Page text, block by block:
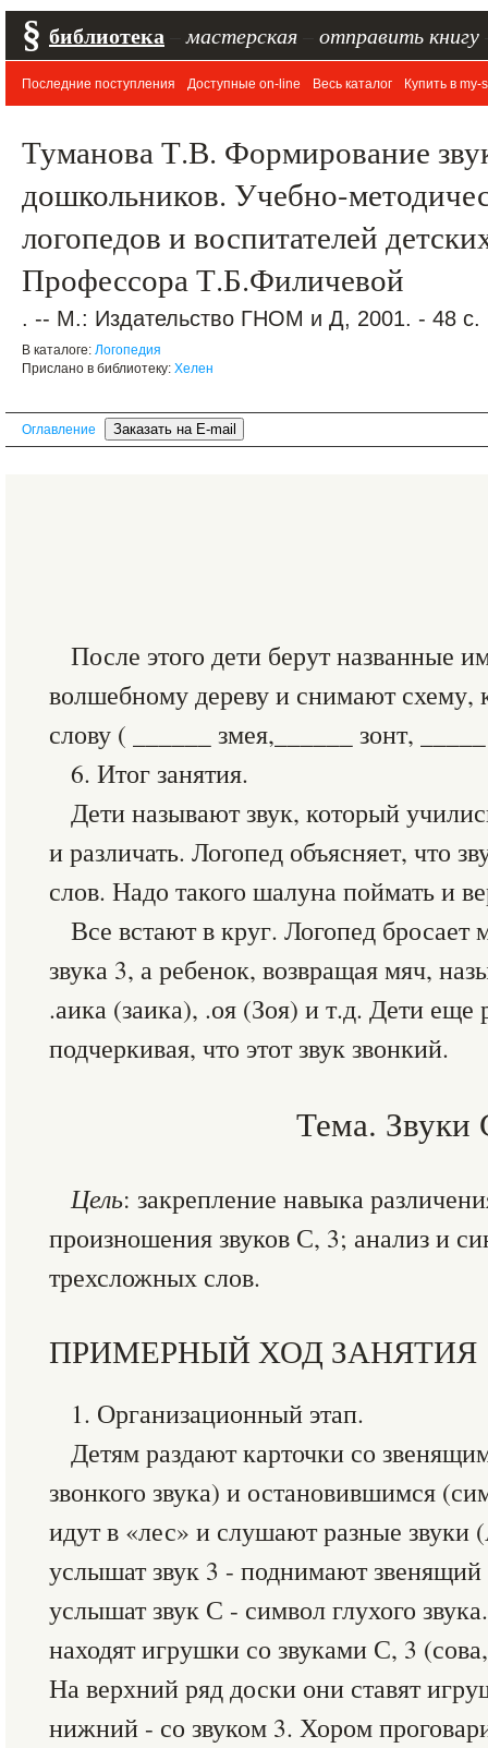
§ библиотека мастерская отправить книгу
Последние поступления Доступные on-line Весь каталог Купить в my-
Туманова Т.В. Формирование
дошкольников. Учебно-
логопедов и воспитателей
Профессора Т.Б.Филичевой
. -- М.: Издательство ГНОМ и Д, 2001. - 48 с.
В каталоге: Логопедия
Прислано в библиотеку: Хелен
Оглавление
После этого дети берут названные
волшебному дереву и снимают схему,
слову ( ______ змея,______ зонт,
6. Итог занятия.
Дети называют звук, который
и различать. Логопед объясняет, что
слов. Надо такого шалуна поймать и
Все встают в круг. Логопед бросает
звука 3, а ребенок, возвращая мяч,
.аика (заика), .оя (Зоя) и т.д. Дети еще
подчеркивая, что этот звук звонкий.
Тема. Звуки
Цель: закрепление навыка
произношения звуков С, 3; анализ и
трехсложных слов.
ПРИМЕРНЫЙ ХОД ЗАНЯТИЯ
1. Организационный этап.
Детям раздают карточки со
звонкого звука) и остановившимся
идут в «лес» и слушают разные
услышат звук 3 - поднимают звенящий
услышат звук С - символ глухого
находят игрушки со звуками С, 3
На верхний ряд доски они ставят
нижний - со звуком 3. Хором